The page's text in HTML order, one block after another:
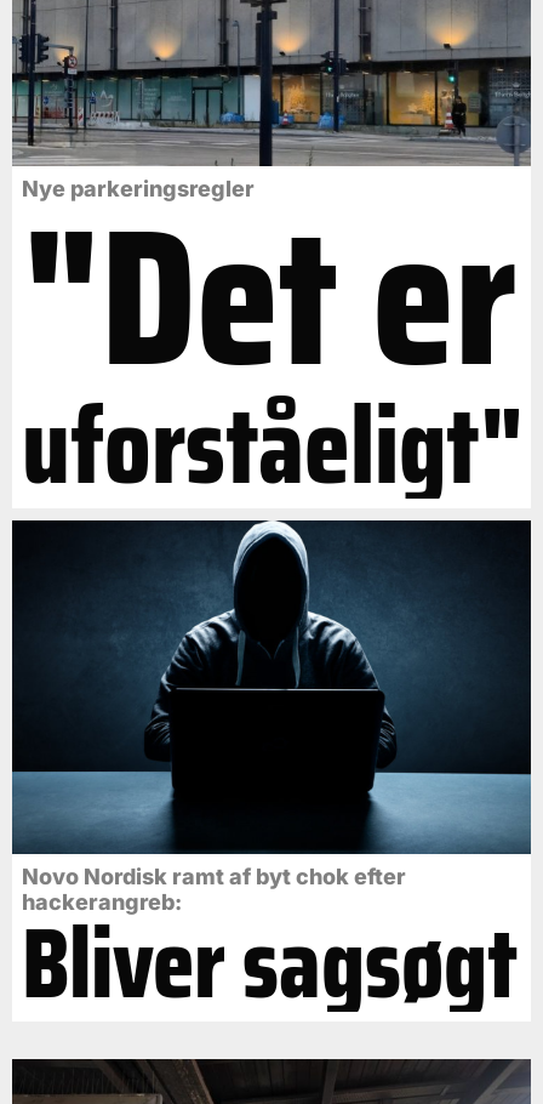
Nye parkeringsregler
"Det er
uforståeligt"
Novo Nordisk ramt af byt chok efter
hackerangreb:
Bliver sagsøgt